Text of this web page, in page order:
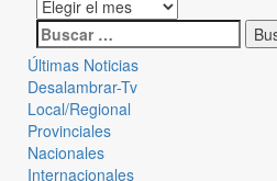
Últimas Noticias
Desalambrar-Tv
Local/Regional
Provinciales
Nacionales
Internacionales